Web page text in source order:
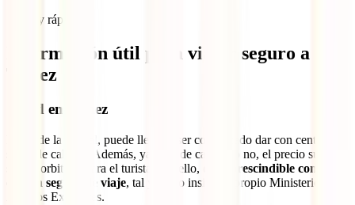
¡Fácil y rápido!
Información útil para viajar seguro a
Túnez
Salud en Túnez
Fuera de la capital, puede llegar a ser complicado dar con centros de
salud de calidad. Además, ya sean de calidad o no, el precio suele
ser desorbitado para el turista. Por ello,
es imprescindible contar
con un seguro de viaje, tal y como insiste el propio Ministerio de
Asuntos Exteriores.